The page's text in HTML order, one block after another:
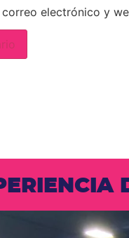
electrónico y